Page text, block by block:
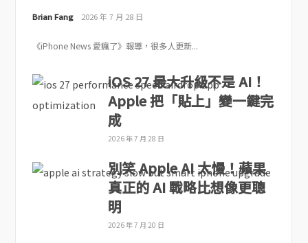
Brian Fang 2026 年 7 月 28 日
《iPhone News 愛瘋了》報導，很多人更新...
iOS 27 最大升級不是 AI！
Apple 把「貼上」變一鍵完
成
2026 年 7 月 28 日
別笑 Apple AI 太慢！蘋果
真正的 AI 戰略比想像更聰
明
2026 年 7 月 20 日